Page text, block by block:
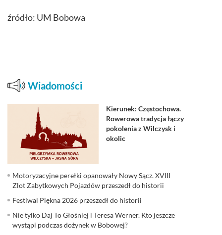
źródło: UM Bobowa
Wiadomości
Kierunek: Częstochowa.
Rowerowa tradycja łączy
pokolenia z Wilczysk i
okolic
Motoryzacyjne perełki opanowały Nowy Sącz. XVIII
Zlot Zabytkowych Pojazdów przeszedł do historii
Festiwal Piękna 2026 przeszedł do historii
Nie tylko Daj To Głośniej i Teresa Werner. Kto jeszcze
wystąpi podczas dożynek w Bobowej?